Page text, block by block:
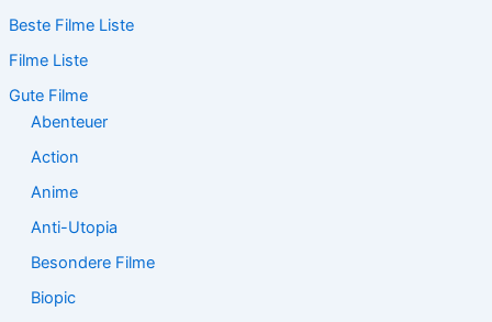
h
n
n
Beste Filme Liste
Filme Liste
Gute Filme
Abenteuer
Action
Anime
Anti-Utopia
Besondere Filme
Biopic